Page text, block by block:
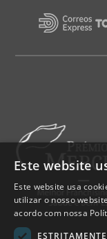
Este website
Este website usa
utilizar o nosso
acordo com nossa